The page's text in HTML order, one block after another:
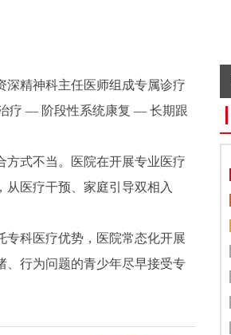
深精神科主任医师组成专属诊疗
疗 — 阶段性系统康复 — 长期跟
方式不当。医院在开展专业医疗
医疗干预、家庭引导双相入
专科医疗优势，医院常态化开展
、行为问题的青少年尽早接受专